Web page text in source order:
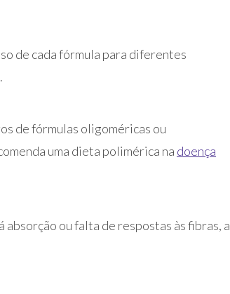
de cada fórmula para diferentes
de fórmulas oligoméricas ou
uma dieta polimérica na doença
ou falta de respostas às fibras, a